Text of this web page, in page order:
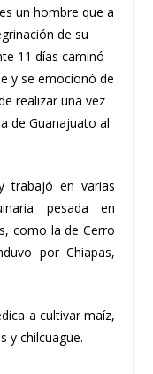
un hombre que a
de su
11 días caminó
y se emocionó de
realizar una vez
de Guanajuato al
trabajó en varias
pesada en
como la de Cerro
por Chiapas,
a cultivar maíz,
y chilcuague.